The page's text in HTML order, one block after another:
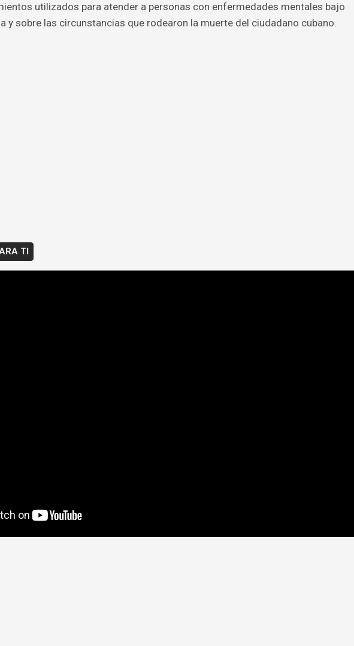
utilizados para atender a personas con enfermedades mentales bajo
y sobre las circunstancias que rodearon la muerte del ciudadano cubano.
TI